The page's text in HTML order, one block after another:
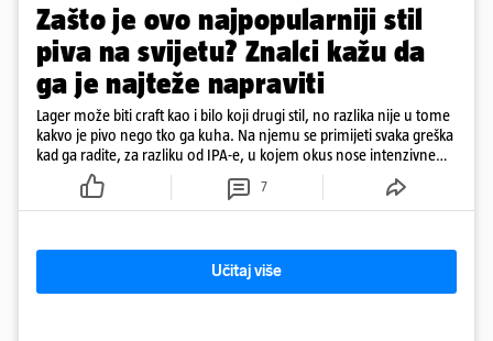
Zašto je ovo najpopularniji stil
piva na svijetu? Znalci kažu da
ga je najteže napraviti
Lager može biti craft kao i bilo koji drugi stil, no razlika nije u tome
kakvo je pivo nego tko ga kuha. Na njemu se primijeti svaka greška
kad ga radite, za razliku od IPA-e, u kojem okus nose intenzivne
7
Učitaj više